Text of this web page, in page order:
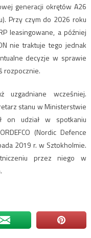
generacji okrętów A26
Przy czym do 2026 roku
leasingowane, a później
nie traktuje tego jednak
decyzje w sprawie
rozpocznie.
uzgadniane wcześniej.
stanu w Ministerstwie
on udział w spotkaniu
(Nordic Defence
2019 r. w Sztokholmie.
przez niego w